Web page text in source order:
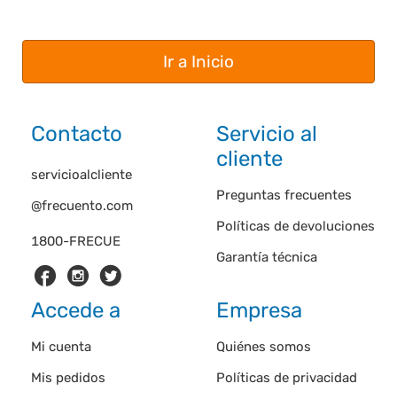
Ir a Inicio
Contacto
1800-FRECUE
servicioalcliente
@frecuento.com
Servicio al
cliente
Preguntas frecuentes
Políticas de devoluciones
Garantía técnica
Accede a
Mi cuenta
Mis pedidos
Empresa
Quiénes somos
Políticas de privacidad